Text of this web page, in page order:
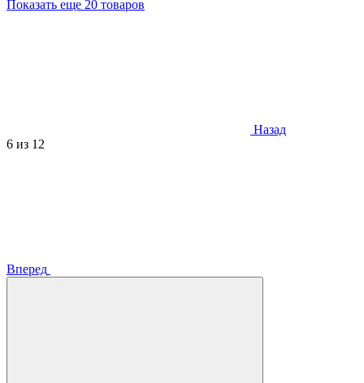
Показать еще 20 товаров
Назад
6 из 12
Вперед